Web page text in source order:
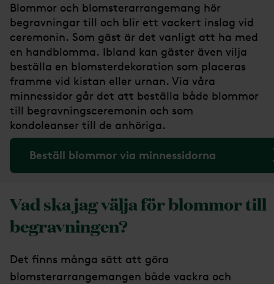
Blommor och blomsterarrangemang hör
begravningar till och blir ett vackert inslag vid
ceremonin. Som gäst är det vanligt att ha med
en handblomma. Ibland kan gäster även vilja
beställa en blomsterdekoration som placeras
framme vid kistan eller urnan. Via våra
minnessidor går det att beställa både blommor
till begravningsceremonin och som
kondoleanser till de anhöriga.
Beställ blommor via minnessidorna
Vad ska jag välja för blommor till
begravningen?
Det finns många sätt att göra
blomsterarrangemangen både vackra och